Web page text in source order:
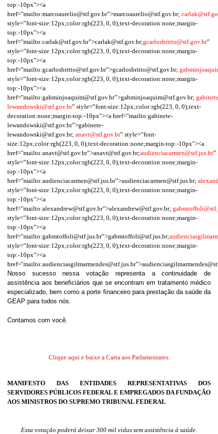
top:-10px"><a
href="mailto:marcoaurelio@stf.gov.br”>marcoaurelio@stf.gov.br;
style=”font-size:12px;color:rgb(223, 0, 0);text-decoration:none;margin-
top:-10px"><a
href="mailto:carlak@stf.gov.br”>carlak@stf.gov.br;gcarlosbritto@stf.gov.br”
style=”font-size:12px;color:rgb(223, 0, 0);text-decoration:none;margin-
top:-10px"><a
href="mailto:gcarlosbritto@stf.gov.br”>gcarlosbritto@stf.gov.br;
style=”font-size:12px;color:rgb(223, 0, 0);text-decoration:none;margin-
top:-10px"><a
href="mailto:gabminjoaquim@stf.gov.br”>gabminjoaquim@stf.gov.br;
lewandowski@stf.gov.br” style=”font-size:12px;color:rgb(223, 0, 0);text-
decoration:none;margin-top:-10px"><a href="mailto:gabinete-
lewandowski@stf.gov.br”>gabinete-
lewandowski@stf.gov.br; anavt@stf.gov.br” style=”font-
size:12px;color:rgb(223, 0, 0);text-decoration:none;margin-top:-10px"><a
href="mailto:anavt@stf.gov.br”>anavt@stf.gov.br;audienciacarmen@stf.jus.br”
style=”font-size:12px;color:rgb(223, 0, 0);text-decoration:none;margin-
top:-10px"><a
href="mailto:audienciacarmen@stf.jus.br”>audienciacarmen@stf.jus.br;
style=”font-size:12px;color:rgb(223, 0, 0);text-decoration:none;margin-
top:-10px"><a
href="mailto:alexandrew@stf.gov.br”>alexandrew@stf.gov.br;
style=”font-size:12px;color:rgb(223, 0, 0);text-decoration:none;margin-
top:-10px"><a
href="mailto:gabmtoffoli@stf.jus.br”>gabmtoffoli@stf.jus.br;
style=”font-size:12px;color:rgb(223, 0, 0);text-decoration:none;margin-
top:-10px"><a
Nosso sucesso nessa votação representa a continuidade de
assistência aos beneficiários que se encontram em tratamento médico
especializado, bem como a porte financeiro para prestação da saúde da
GEAP para todos nós.
Contamos com você.
Clique aqui e baixe a Carta aos Parlamentares.
MANIFESTO DAS ENTIDADES REPRESENTATIVAS DOS
SERVIDORES PÚBLICOS FEDERAL E EMPREGADOS DA FUNDAÇÃO
AOS MINISTROS DO SUPREMO TRIBUNAL FEDERAL
Essa votação poderá deixar 300 mil vidas sem assistência à saúde.